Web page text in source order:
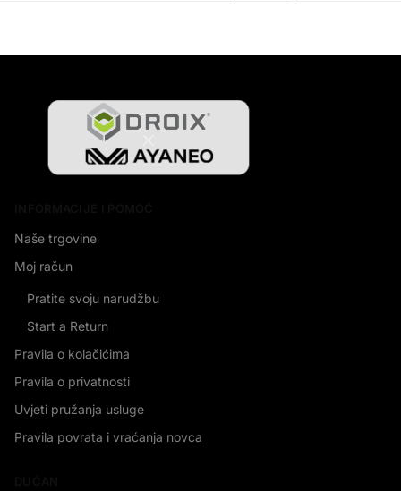
Naše trgovine
Moj račun
Pratite svoju narudžbu
Start a Return
Pravila o kolačićima
Pravila o privatnosti
Uvjeti pružanja usluge
Pravila povrata i vraćanja novca